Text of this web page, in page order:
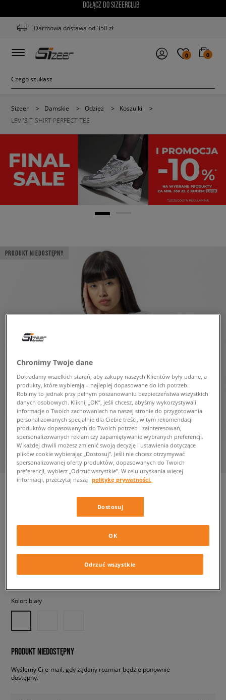
DOŁĄCZ DO SIZEERCLUB
Darmowa dostawa od 350 zł
0 0
Sizeer > Damskie > Odzież > Koszulki
>
LEVI'S T-SHIRT PERFECT TEE
PRODUKT NIEDOSTĘPNY
LEVI'S T-SHIRT PERFECT TEE
49,99 zł z VAT
✛ 50 PKT. WSIZEERCLUB
Kolor: biały
PRODUKT NIEDOSTĘPNY
Wyślemy Ci e-mail, gdy żądany rozmiar będzie ponownie
dostępny.
Chronimy Twoje dane
Dokładamy wszelkich starań, aby zakupy naszych Klientów były udane, a
produkty, które wybierają – najlepiej dopasowane do ich potrzeb.
Robimy to jednak przy pełnym poszanowaniu bezpieczeństwa wszystkich
danych osobowych. Kliknij „OK”, jeśli chcesz, abyśmy wykorzystywali
informacje o Twoich zachowaniach na naszej stronie do przygotowania
personalizowanych specjalnie dla Ciebie treści, w tym rekomendacji
produktów dopasowanych do Twoich potrzeb i zainteresowań,
spersonalizowanych reklam czy zapamiętywanie wybranych preferencji.
W każdej chwili możesz zmienić swoją decyzję i ustawienia dotyczące
plików cookie wybierając „Dostosuj”. Jeśli nie chcesz otrzymywać
spersonalizowanej oferty produktów, dopasowanych do Twoich
preferencji, wybierz „Odrzuć wszystkie”. W celu uzyskania więcej
informacji, przeczytaj naszą politykę prywatności.
Dostosuj
Odrzuć wszystkie
OK